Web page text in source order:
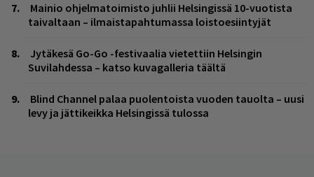
Mainio ohjelmatoimisto juhlii Helsingissä 10-vuotista
taivaltaan – ilmaistapahtumassa loistoesiintyjät
Jytäkesä Go-Go -festivaalia vietettiin Helsingin
Suvilahdessa – katso kuvagalleria täältä
Blind Channel palaa puolentoista vuoden tauolta – uusi
levy ja jättikeikka Helsingissä tulossa